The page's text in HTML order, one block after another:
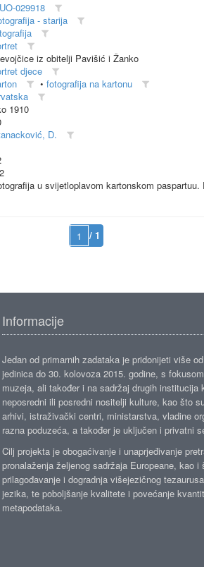
029918
- starija
iz obitelji Pavišić i Žanko
djece
• fotografija na kartonu
1910
D.
u svijetloplavom kartonskom
/ 1
Informacije
Jedan od primarnih zadataka je pridonijeti više
jedinica do 30. kolovoza 2015. godine, s
muzeja, ali također i na sadržaj drugih institucija
neposredni ili posredni nositelji kulture, kao što
arhivi, istraživački centri, ministarstva, vladine
razna poduzeća, a također je uključen i privatni
Cilj projekta je obogaćivanje i unaprjeđivanje
pronalaženja željenog sadržaja Europeane, kao i
prilagođavanje i dogradnja višejezičnog
jezika, te poboljšanje kvalitete i povećanje
metapodataka.